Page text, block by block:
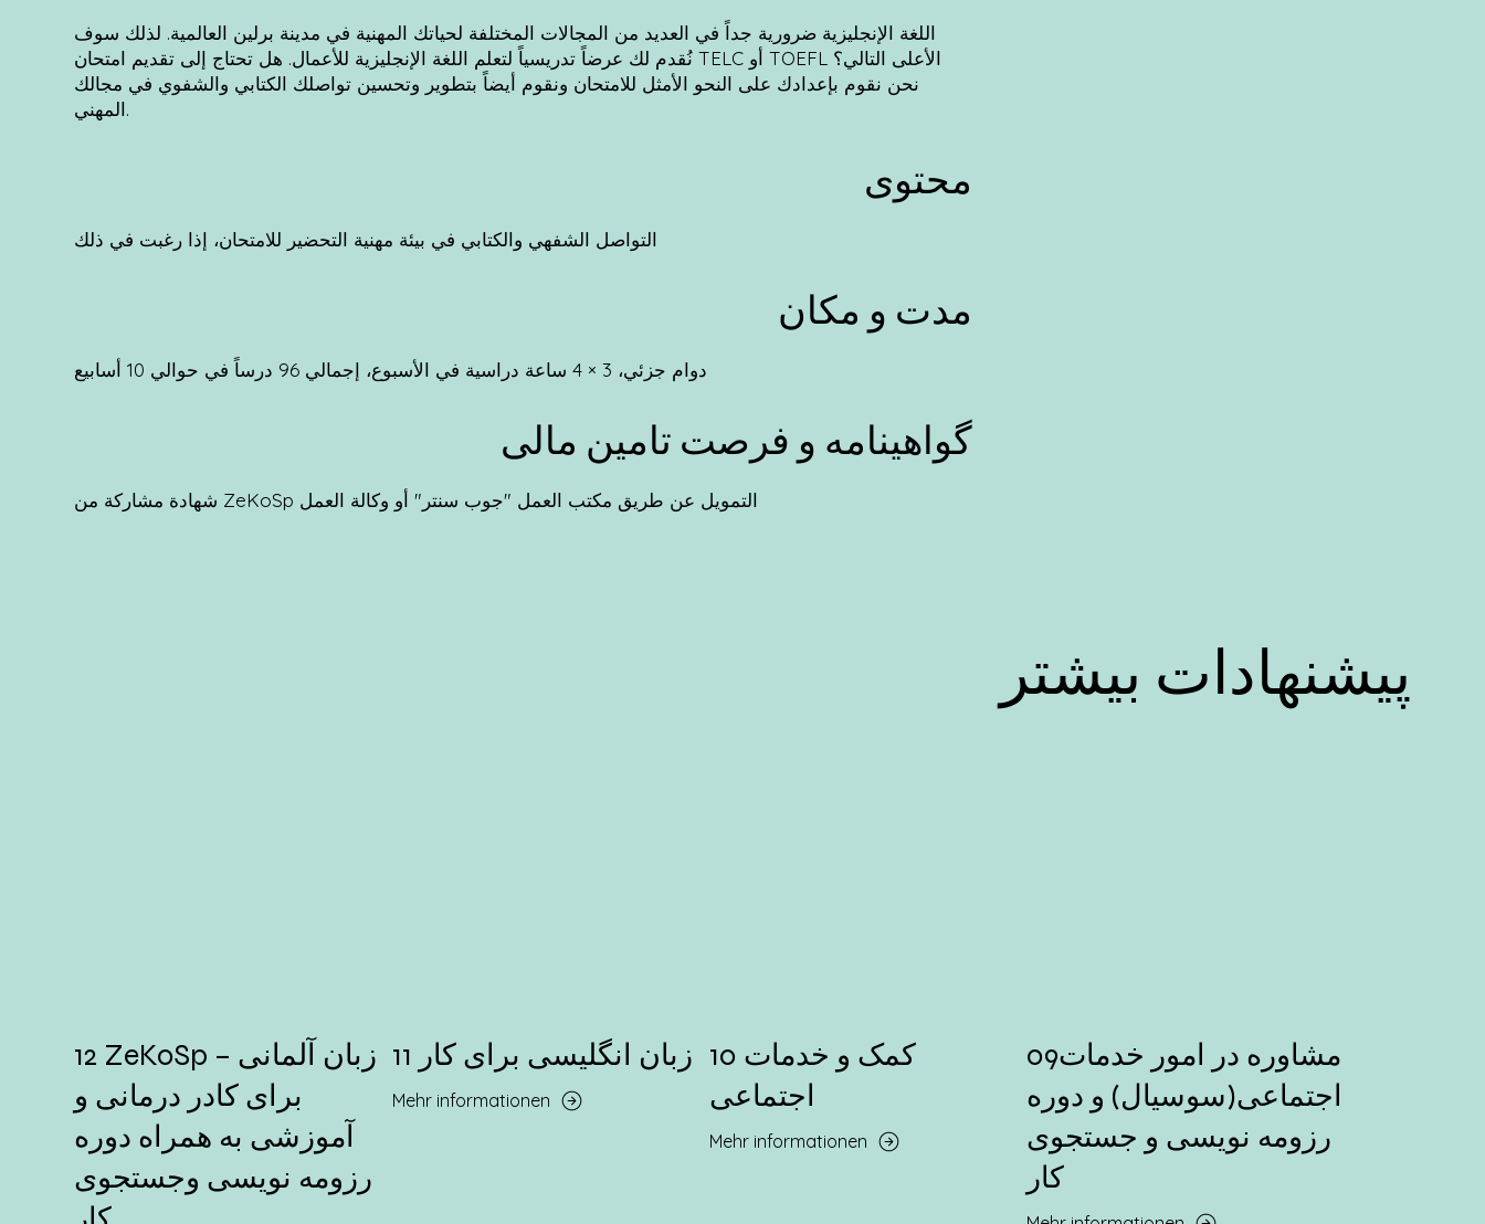
اللغة الإنجليزية ضرورية جداً في العديد من المجالات المختلفة لحياتك المهنية في مدينة برلين العالمية. لذلك سوف
نُقدم لك عرضاً تدريسياً لتعلم اللغة الإنجليزية للأعمال. هل تحتاج إلى تقديم امتحان TELC أو TOEFL الأعلى التالي؟
نحن نقوم بإعدادك على النحو الأمثل للامتحان ونقوم أيضاً بتطوير وتحسين تواصلك الكتابي والشفوي في مجالك
المهني.
محتوی
التواصل الشفهي والكتابي في بيئة مهنية التحضير للامتحان، إذا رغبت في ذلك
مدت و مکان
دوام جزئي، 3 × 4 ساعة دراسية في الأسبوع، إجمالي 96 درساً في حوالي 10 أسابيع
گواهینامه و فرصت تامین مالی
شهادة مشاركة من ZeKoSp التمويل عن طريق مكتب العمل "جوب سنتر" أو وكالة العمل
پیشنهادات بیشتر
12 ZeKoSp – زبان آلمانی
برای کادر درمانی و
آموزشی به همراه دوره
رزومه نویسی وجستجوی
11 زبان انگلیسی برای کار
Mehr informationen
10 کمک و خدمات
اجتماعی
Mehr informationen
09مشاوره در امور خدمات
اجتماعی(سوسیال) و دوره
رزومه نویسی و جستجوی
کار